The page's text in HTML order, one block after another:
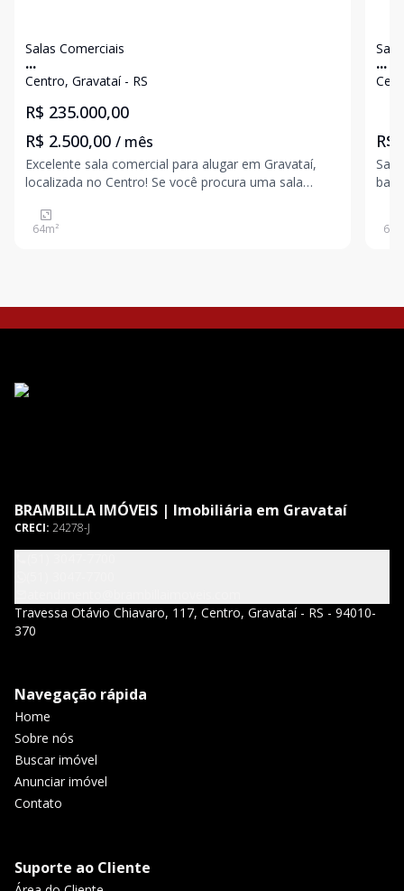
Salas Comerciais
...
Centro, Gravataí - RS
R$ 235.000,00
R$ 2.500,00 / mês
Excelente sala comercial para alugar em Gravataí,
localizada no Centro! Se você procura uma sala
excelente oportunidade para instalar ou expandir o
seu negócio em uma das regiões mais valorizadas e
64m²
...
R$
60
BRAMBILLA IMÓVEIS | Imobiliária em Gravataí
CRECI: 24278-J
Travessa Otávio Chiavaro, 117, Centro, Gravataí - RS - 94010-
370
Navegação rápida
Home
Sobre nós
Buscar imóvel
Anunciar imóvel
Contato
Suporte ao Cliente